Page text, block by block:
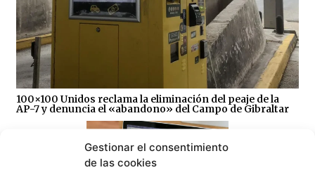
Gestionar el consentimiento
de las cookies
100×100 Unidos reclama la eliminación del peaje de la
AP-7 y denuncia el «abandono» del Campo de Gibraltar